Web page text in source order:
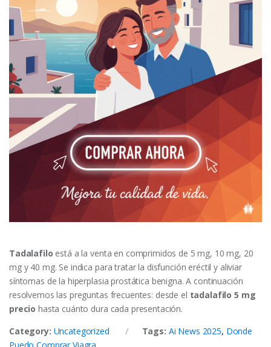
Tadalafilo está a la venta en comprimidos de 5 mg, 10 mg, 20
mg y 40 mg. Se indica para tratar la disfunción eréctil y aliviar
síntomas de la hiperplasia prostática benigna. A continuación
resolvemos las preguntas frecuentes: desde el tadalafilo 5 mg
precio hasta cuánto dura cada presentación.
Category: Uncategorized Tags: Ai News 2025, Donde
Puedo Comprar Viagra